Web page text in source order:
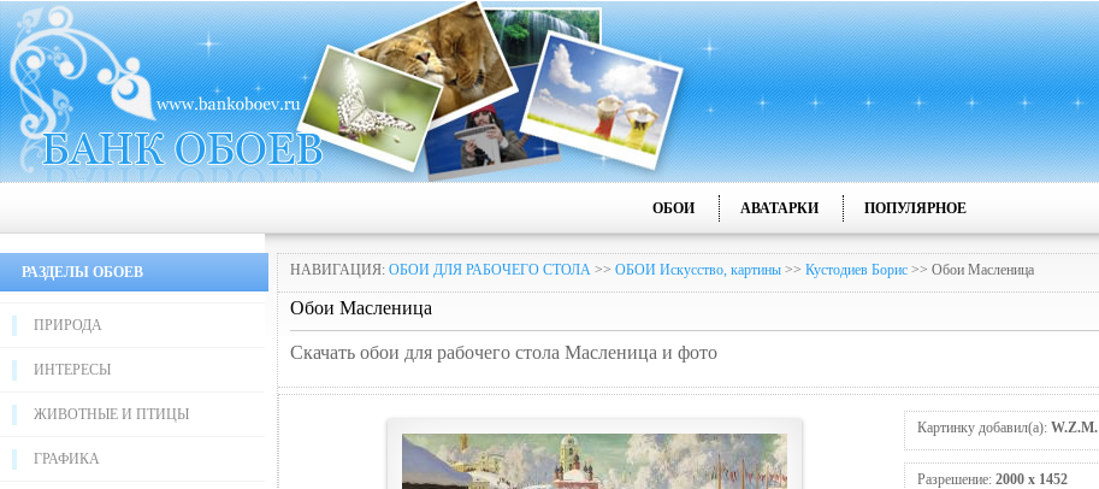
ОБОИ АВАТАРКИ ПОПУЛЯРНОЕ
РАЗДЕЛЫ ОБОЕВ
ПРИРОДА
ИНТЕРЕСЫ
ЖИВОТНЫЕ И ПТИЦЫ
ГРАФИКА
НАВИГАЦИЯ: ОБОИ ДЛЯ РАБОЧЕГО СТОЛА >> ОБОИ Искусство, картины >> Кустодиев Борис >> Обои Масленица
Обои Масленица
Скачать обои для рабочего стола Масленица и фото
Картинку добавил(а): W.Z.M.
Разрешение: 2000 x 1452